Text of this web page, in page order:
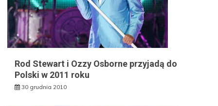
Rod Stewart i Ozzy Osborne przyjadą do
Polski w 2011 roku
30 grudnia 2010